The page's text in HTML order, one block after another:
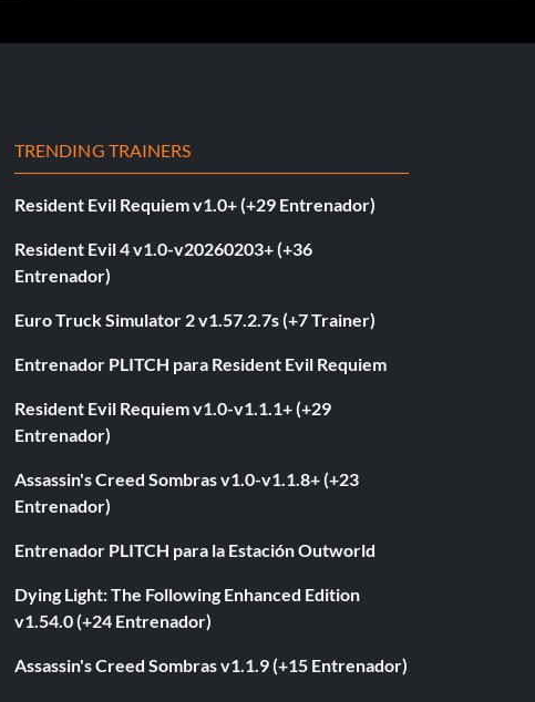
TRENDING TRAINERS
Resident Evil Requiem v1.0+ (+29 Entrenador)
Resident Evil 4 v1.0-v20260203+ (+36
Entrenador)
Euro Truck Simulator 2 v1.57.2.7s (+7 Trainer)
Entrenador PLITCH para Resident Evil Requiem
Resident Evil Requiem v1.0-v1.1.1+ (+29
Entrenador)
Assassin's Creed Sombras v1.0-v1.1.8+ (+23
Entrenador)
Entrenador PLITCH para la Estación Outworld
Dying Light: The Following Enhanced Edition
v1.54.0 (+24 Entrenador)
Assassin's Creed Sombras v1.1.9 (+15 Entrenador)